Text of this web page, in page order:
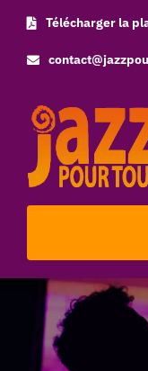
Skip
content
Télécharger la
Accueil
L’association
Les concerts